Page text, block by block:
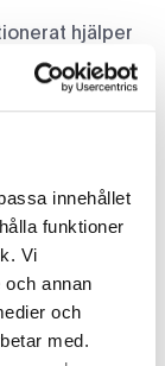
innehållet
funktioner
Vi
annan
och
med.
hjälper
kvantiteter
vi en lösning
datorer
och